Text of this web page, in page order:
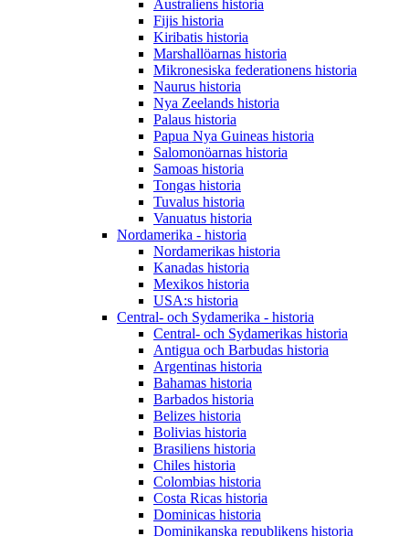
Australiens historia
Fijis historia
Kiribatis historia
Marshallöarnas historia
Mikronesiska federationens historia
Naurus historia
Nya Zeelands historia
Palaus historia
Papua Nya Guineas historia
Salomonöarnas historia
Samoas historia
Tongas historia
Tuvalus historia
Vanuatus historia
Nordamerika - historia
Nordamerikas historia
Kanadas historia
Mexikos historia
USA:s historia
Central- och Sydamerika - historia
Central- och Sydamerikas historia
Antigua och Barbudas historia
Argentinas historia
Bahamas historia
Barbados historia
Belizes historia
Bolivias historia
Brasiliens historia
Chiles historia
Colombias historia
Costa Ricas historia
Dominicas historia
Dominikanska republikens historia